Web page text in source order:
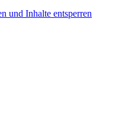
und Inhalte entsperren